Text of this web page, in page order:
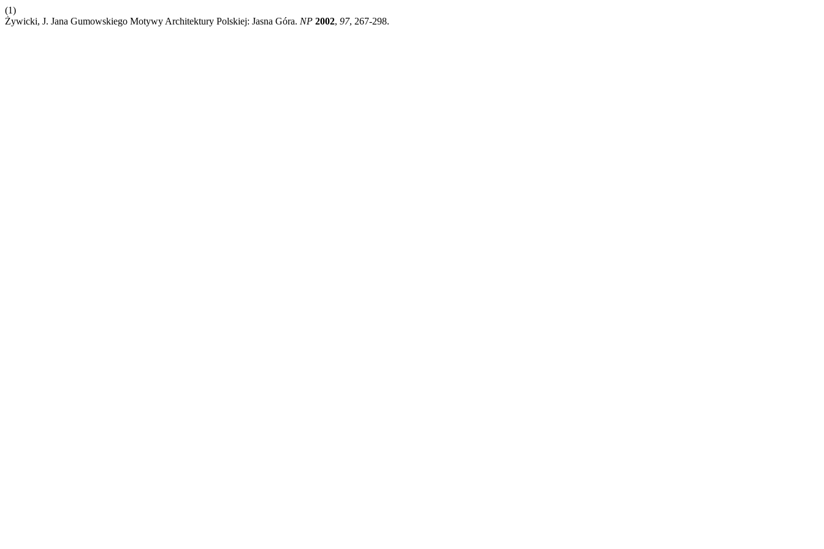
(1)
Żywicki, J. Jana Gumowskiego Motywy Architektury Polskiej: Jasna Góra. NP 2002, 97, 267-298.